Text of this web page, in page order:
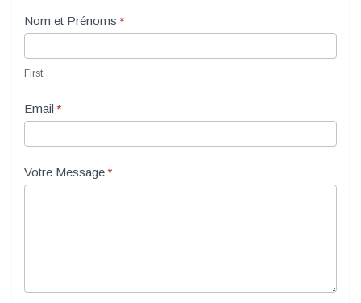
Interpellation
citoyenne
Nom et Prénoms*
First
Email*
Votre Message*